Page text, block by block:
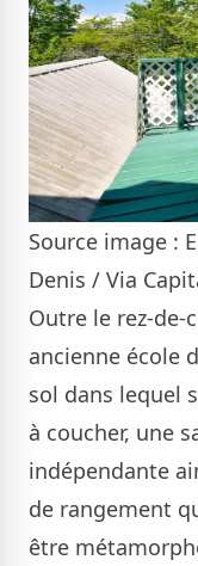
Source image :
Denis / Via
Outre le rez-de-
ancienne école
sol dans lequel
à coucher, une
indépendante
de rangement
être